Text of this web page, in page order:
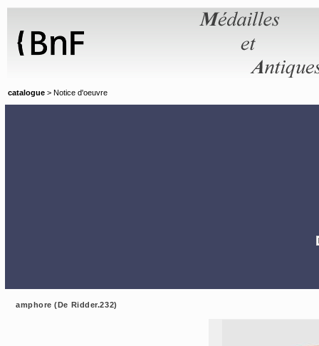
catalogue > Notice d'oeuvre
amphore (De Ridder.232)